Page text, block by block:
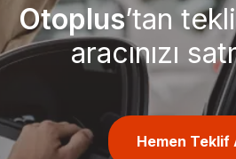
Otoplus’tan
aracınızı
Hemen Teklif